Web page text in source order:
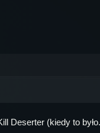
Deserter (kiedy to